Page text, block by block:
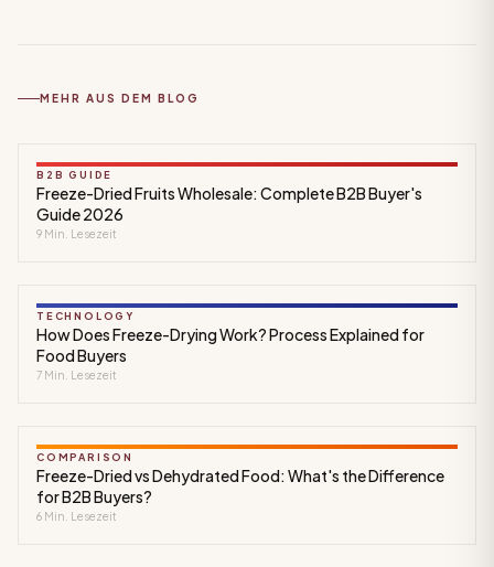
MEHR AUS DEM BLOG
B2B GUIDE
Freeze-Dried Fruits Wholesale: Complete B2B Buyer's
Guide 2026
9 Min. Lesezeit
TECHNOLOGY
How Does Freeze-Drying Work? Process Explained for
Food Buyers
7 Min. Lesezeit
COMPARISON
Freeze-Dried vs Dehydrated Food: What's the Difference
for B2B Buyers?
6 Min. Lesezeit